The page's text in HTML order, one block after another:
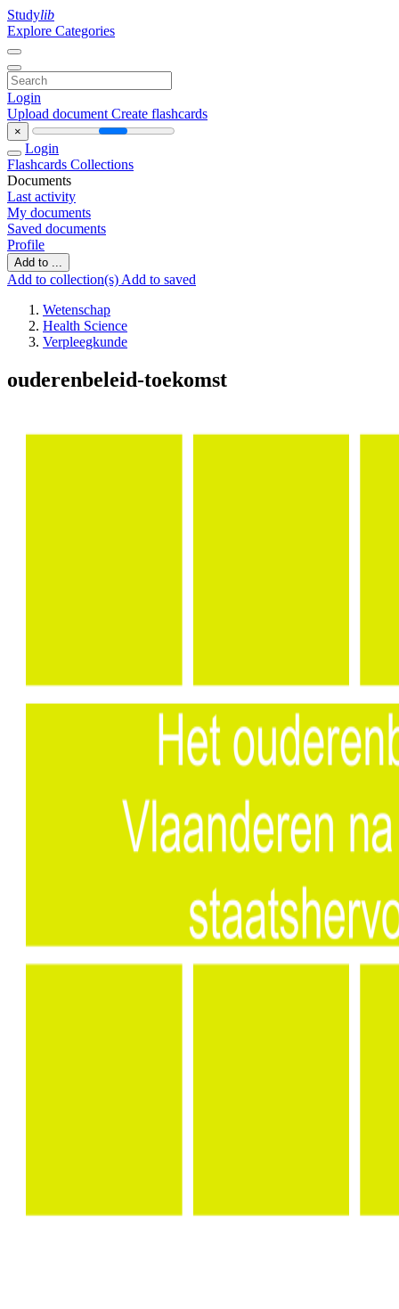
Studylib
Explore Categories
Login
Upload document Create flashcards
×
Login
Flashcards Collections
Documents
Last activity
My documents
Saved documents
Profile
Add to ...
Add to collection(s) Add to saved
Wetenschap
Health Science
Verpleegkunde
ouderenbeleid-toekomst